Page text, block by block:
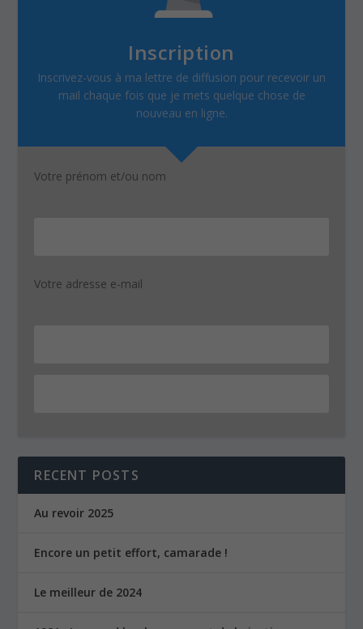
Inscription
Inscrivez-vous à ma lettre de diffusion pour recevoir un
mail chaque fois que je mets quelque chose de
nouveau en ligne.
Votre prénom et/ou nom
Votre adresse e-mail
RECENT POSTS
Au revoir 2025
Encore un petit effort, camarade !
Le meilleur de 2024